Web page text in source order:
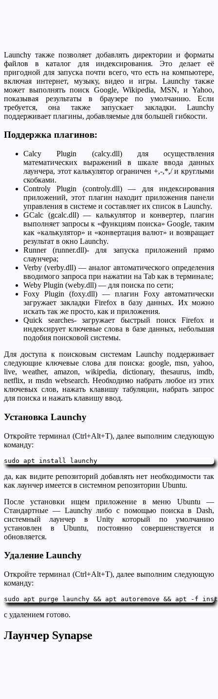
Launchy также позволяет добавлять директории и форматы
файлов в каталог для индексирования. Это делает её
пригодной для запуска почти всего, что есть на компьютере,
включая интернет, музыку, видео и игры. Launchy также
может выполнять поиск Google, Wikipedia, MSN, и Yahoo,
показывая результаты в браузере по умолчанию. Если
требуется, она также запускает закладки. Launchy
поддерживает плагины, добавляемые для большей гибкости.
Поддержка плагинов:
Calcy Plugin (calcy.dll) для осуществления
математических выражений в шкале ввода данных
лаунчера, этот калькулятор ограничен +,-,*,/ и круглыми
скобками.
Controly Plugin (controly.dll) — для индексирования
приложений, этот плагин находит приложения панели
управления в системе и составляет их список в Launchy.
GCalc (gcalc.dll) — калькулятор и конвертер, плагин
выполняет запросы к «функциям поиска» Google, таким
как «калькулятор» и «конвертация валют» и возвращает
результат в окно Launchy.
Runner (runner.dll)- для запуска приложений прямо
слаунчера;
Verby (verby.dll) — аналог автоматического определения
вводимого запроса при нажатии на Tab как в терминале;
Weby Plugin (weby.dll) — для поиска по сети;
Foxy Plugin (foxy.dll) — плагин Foxy автоматически
загружает закладки Firefox в базу данных. Их можно
искать так же просто, как и приложения.
Quick searches- загружает быстрый поиск Firefox и
индексирует ключевые слова в базе данных, небольшая
подобия поисковой системы.
Для доступа к поисковым системам Launchy поддерживает
следующие ключевые слова для поиска: google, msn, yahoo,
live, weather, amazon, wikipedia, dictionary, thesaurus, imdb,
netflix, и msdn websearch. Необходимо набрать любое из этих
ключевых слов, нажать клавишу табуляции, набрать запрос
для поиска и нажать клавишу ввод.
Установка Launchy
Откройте терминал (Ctrl+Alt+T), далее выполним следующую
команду:
sudo apt install launchy
да, как видите репозиторий добавлять нет необходимости так
как лаунчер имеется в системном репозитории Ubuntu.
После установки ищем приложение в меню Ubuntu —
Стандартные — Launchy либо с помощью поиска в Dash,
системный лаунчер в Unity который по умолчанию
установлен в Ubuntu, постоянно совершенствуется и
обновляется.
Удаление Launchy
Откройте терминал (Ctrl+Alt+T), далее выполним следующую
команду:
sudo apt purge launchy && apt autoremove && apt -f
с удалением готово.
Лаунчер Synapse